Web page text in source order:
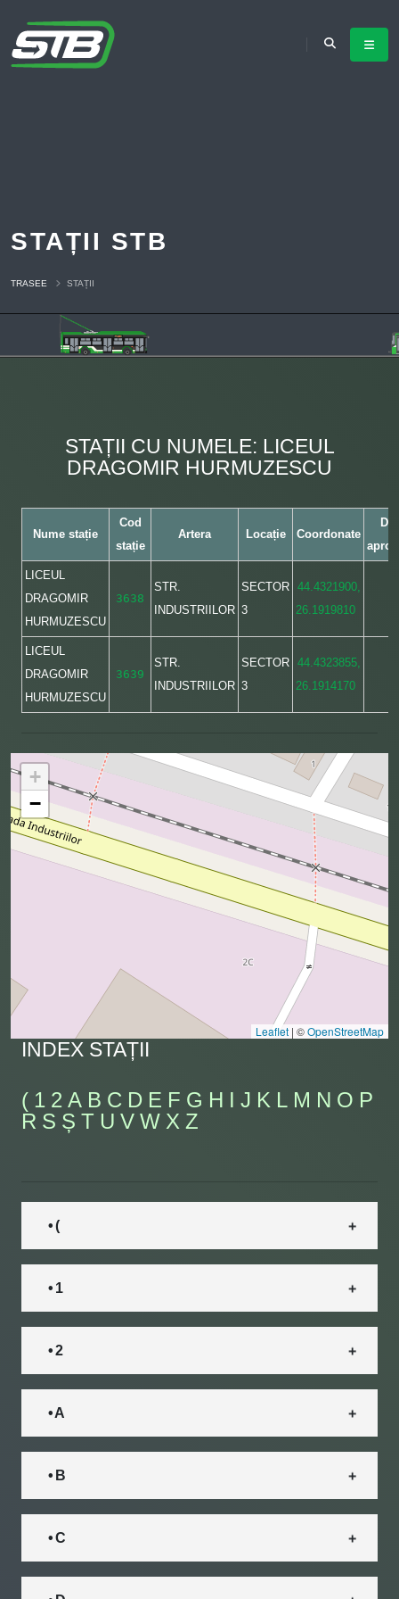
STAȚII STB
TRASEE STAȚII
STAȚII CU NUMELE: LICEUL
DRAGOMIR HURMUZESCU
Nume stație
Cod
stație
Artera Locație Coordonate
LICEUL
DRAGOMIR
HURMUZESCU
3638
STR.
INDUSTRIILOR
SECTOR
3
44.4321900,
26.1919810
LICEUL
DRAGOMIR
HURMUZESCU
3639
STR.
INDUSTRIILOR
SECTOR
3
44.4323855,
26.1914170
+
−
Leaflet | ©OpenStreetMap
INDEX STAȚII
( 1 2 A B C D E F G H I J K L M N O P
R S Ș T U V W X Z
• (
• 1
• 2
• A
• B
• C